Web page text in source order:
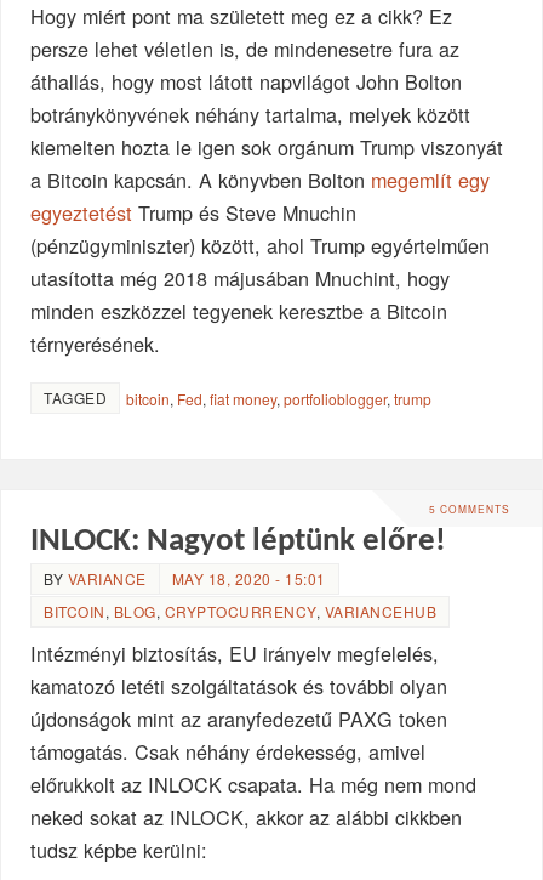
Hogy miért pont ma született meg ez a cikk? Ez
persze lehet véletlen is, de mindenesetre fura az
áthallás, hogy most látott napvilágot John Bolton
botránykönyvének néhány tartalma, melyek között
kiemelten hozta le igen sok orgánum Trump viszonyát
a Bitcoin kapcsán. A könyvben Bolton megemlít egy
egyeztetést Trump és Steve Mnuchin
(pénzügyminiszter) között, ahol Trump egyértelműen
utasította még 2018 májusában Mnuchint, hogy
minden eszközzel tegyenek keresztbe a Bitcoin
térnyerésének.
TAGGED bitcoin, Fed,fiat money,portfolioblogger,trump
5 COMMENTS
INLOCK: Nagyot léptünk előre!
BY VARIANCE
MAY 18, 2020 - 15:01
BITCOIN, BLOG, CRYPTOCURRENCY, VARIANCEHUB
Intézményi biztosítás, EU irányelv megfelelés,
kamatozó letéti szolgáltatások és további olyan
újdonságok mint az aranyfedezetű PAXG token
támogatás. Csak néhány érdekesség, amivel
előrukkolt az INLOCK csapata. Ha még nem mond
neked sokat az INLOCK, akkor az alábbi cikkben
tudsz képbe kerülni: